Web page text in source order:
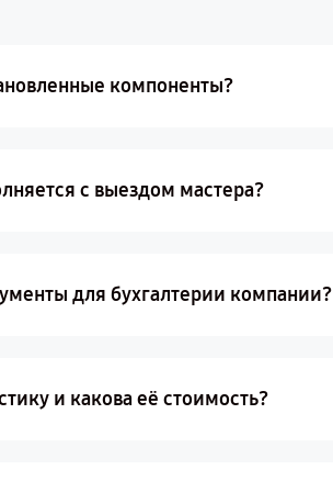
компоненты?
с выездом мастера?
для бухгалтерии компании?
и какова её стоимость?